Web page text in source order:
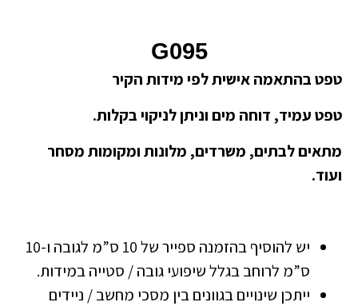
G095
טפט בהתאמה אישית לפי מידות הקיר
טפט עמיד, דוחה מים וניתן לניקוי בקלות.
מתאים לבתים, משרדים, מלונות ומקומות מסחר
ועוד.
יש להוסיף בהזמנה ספייר של 10 ס”מ לגובה ו-10
ס”מ לרוחב בגלל שיפועי גובה / סטייה במידות.
ייתכן שינויים בגוונים בין מסכי מחשב / ניידים